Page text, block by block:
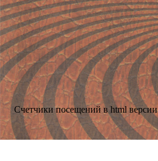
Счетчики посещений в html версии